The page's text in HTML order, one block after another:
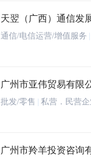
天翌（广西）通信发
通信/电信运营/增值服务
广州市亚伟贸易有限
批发/零售 私营．民营企
广州市羚羊投资咨询